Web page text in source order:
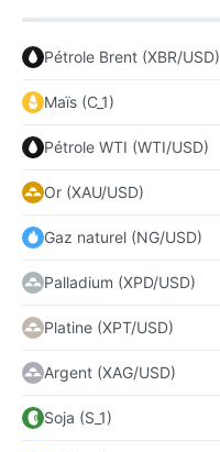
Pétrole Brent (XBR/USD)
Maïs (C_1)
Pétrole WTI (WTI/USD)
Or (XAU/USD)
Gaz naturel (NG/USD)
Palladium (XPD/USD)
Platine (XPT/USD)
Argent (XAG/USD)
Soja (S_1)